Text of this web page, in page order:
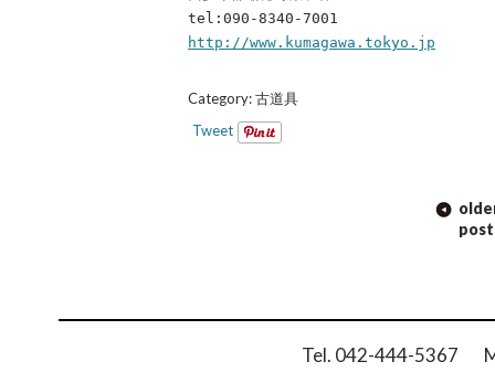
tel:090-8340-7001
http://www.kumagawa.tokyo.jp
Category:古道具
Tweet
Tel. 042-444-5367